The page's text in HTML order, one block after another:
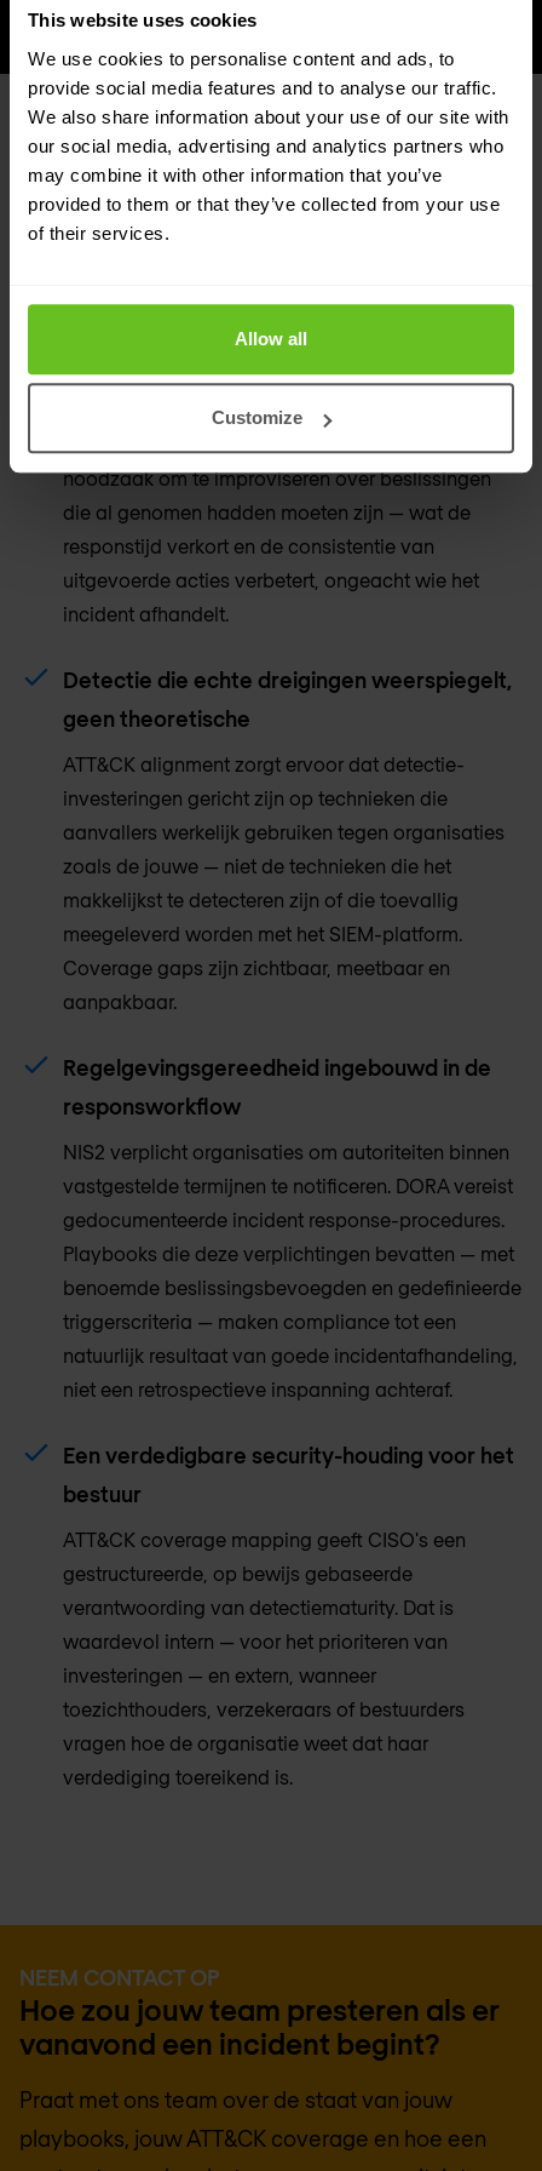
This website uses cookies
We use cookies to personalise content and ads, to
provide social media features and to analyse our traffic.
We also share information about your use of our site with
our social media, advertising and analytics partners who
may combine it with other information that you’ve
provided to them or that they’ve collected from your use
of their services.
Allow all
Customize
WAAROM HET ERTOE DOET
Wat goede playbook- en ATT&CK-
praktijk oplevert
Wanneer een incident zich ontvouwt, is de
cognitieve belasting hoog en de tijd kort. Een goed
noodzaak om te improviseren over beslissingen
die al genomen hadden moeten zijn — wat de
responstijd verkort en de consistentie van
uitgevoerde acties verbetert, ongeacht wie het
incident afhandelt.
Detectie die echte dreigingen weerspiegelt,
geen theoretische
ATT&CK alignment zorgt ervoor dat detectie-
investeringen gericht zijn op technieken die
aanvallers werkelijk gebruiken tegen organisaties
zoals de jouwe — niet de technieken die het
makkelijkst te detecteren zijn of die toevallig
meegeleverd worden met het SIEM-platform.
Coverage gaps zijn zichtbaar, meetbaar en
aanpakbaar.
Regelgevingsgereedheid ingebouwd in de
responsworkflow
NIS2 verplicht organisaties om autoriteiten binnen
vastgestelde termijnen te notificeren. DORA vereist
gedocumenteerde incident response-procedures.
Playbooks die deze verplichtingen bevatten — met
benoemde beslissingsbevoegden en gedefinieerde
triggerscriteria — maken compliance tot een
natuurlijk resultaat van goede incidentafhandeling,
niet een retrospectieve inspanning achteraf.
Een verdedigbare security-houding voor het
bestuur
ATT&CK coverage mapping geeft CISO's een
gestructureerde, op bewijs gebaseerde
verantwoording van detectiematurity. Dat is
waardevol intern — voor het prioriteren van
investeringen — en extern, wanneer
toezichthouders, verzekeraars of bestuurders
vragen hoe de organisatie weet dat haar
verdediging toereikend is.
NEEM CONTACT OP
Hoe zou jouw team presteren als er
vanavond een incident begint?
Praat met ons team over de staat van jouw
playbooks, jouw ATT&CK coverage en hoe een